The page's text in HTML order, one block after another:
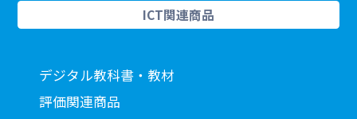
ICT関連商品
デジタル教科書・教材
評価関連商品